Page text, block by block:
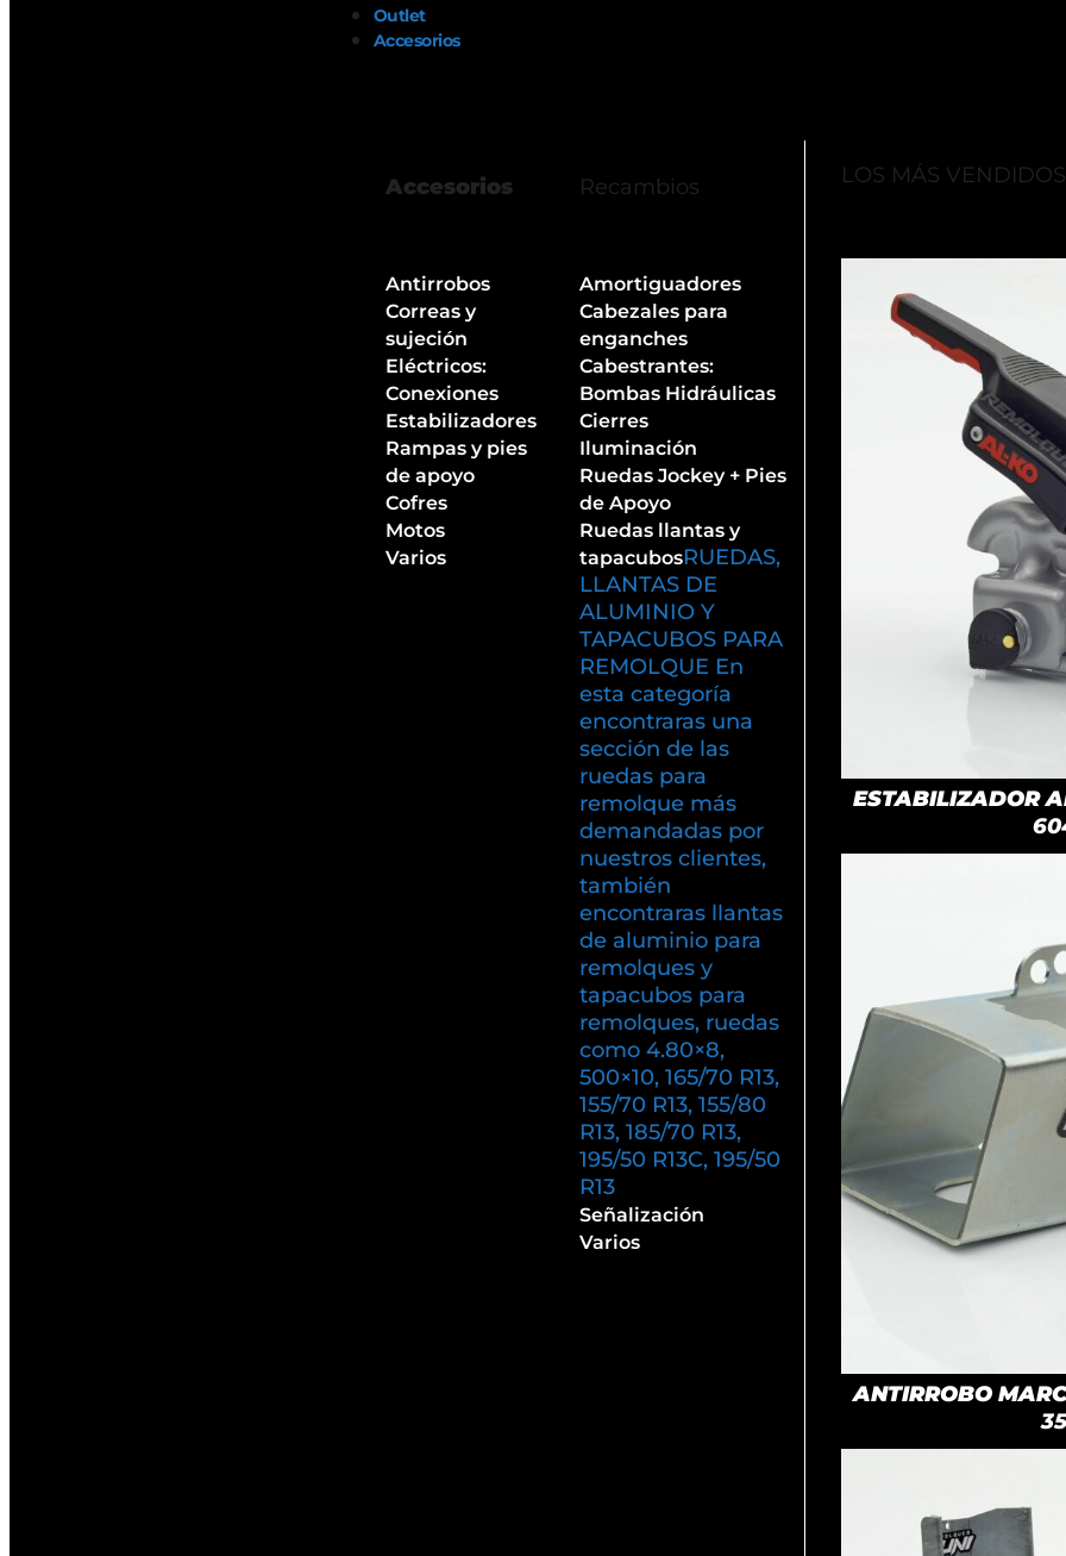
Outlet
Accesorios
Accesorios
Antirrobos
Correas y
sujeción
Eléctricos:
Conexiones
Estabilizadores
Rampas y pies
de apoyo
Cofres
Motos
Varios
Recambios
Amortiguadores
Cabezales para
enganches
Cabestrantes:
Bombas Hidráulicas
Cierres
Iluminación
Ruedas Jockey + Pies
de Apoyo
Ruedas llantas y
tapacubosRUEDAS,
LLANTAS DE
ALUMINIO Y
TAPACUBOS PARA
REMOLQUE En
esta categoría
encontraras una
sección de las
ruedas para
remolque más
demandadas por
nuestros clientes,
también
encontraras llantas
de aluminio para
remolques y
tapacubos para
remolques, ruedas
como 4.80×8,
500×10, 165/70 R13,
155/70 R13, 155/80
R13, 185/70 R13,
195/50 R13C, 195/50
R13
Señalización
Varios
LOS MÁS VENDIDOS
ESTABILIZADOR
ANTIRROBO